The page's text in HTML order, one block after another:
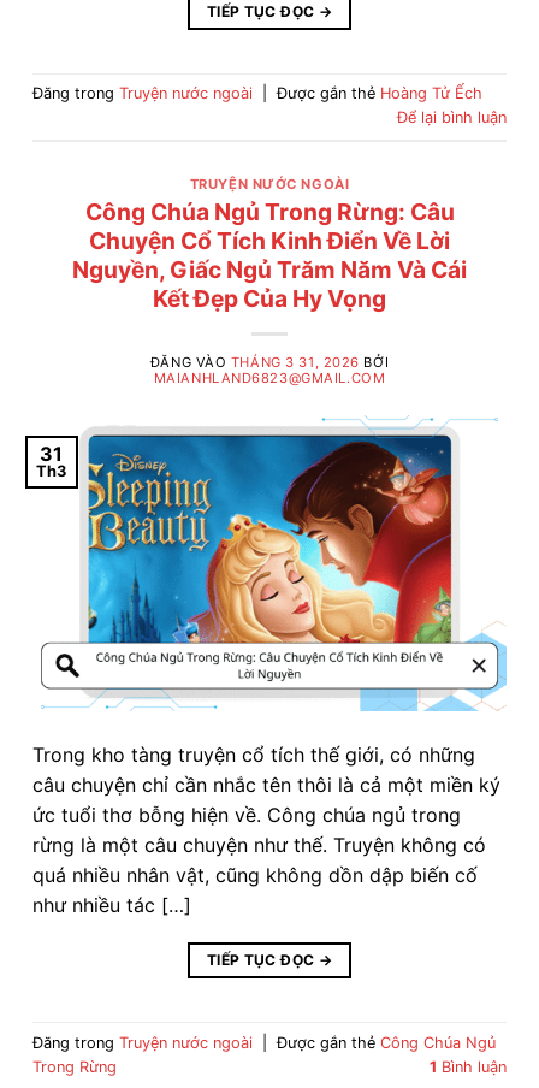
TIẾP TỤC ĐỌC →
Đăng trong Truyện nước ngoài Được gắn thẻ Hoàng Tử Ếch
Để lại bình luận
TRUYỆN NƯỚC NGOÀI
Công Chúa Ngủ Trong Rừng: Câu
Chuyện Cổ Tích Kinh Điển Về Lời
Nguyền, Giấc Ngủ Trăm Năm Và Cái
Kết Đẹp Của Hy Vọng
ĐĂNG VÀO THÁNG 3 31, 2026 BỞI
MAIANHLAND6823@GMAIL.COM
31
Th3
Trong kho tàng truyện cổ tích thế giới, có những
câu chuyện chỉ cần nhắc tên thôi là cả một miền ký
ức tuổi thơ bỗng hiện về. Công chúa ngủ trong
rừng là một câu chuyện như thế. Truyện không có
quá nhiều nhân vật, cũng không dồn dập biến cố
như nhiều tác […]
TIẾP TỤC ĐỌC →
Đăng trong Truyện nước ngoài Được gắn thẻ Công Chúa Ngủ
Trong Rừng
1 Bình luận